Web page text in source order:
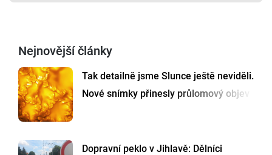
Nejnovější články
Tak detailně jsme Slunce ještě neviděli.
Nové snímky přinesly průlomový objev
Dopravní peklo v Jihlavě: Dělníci